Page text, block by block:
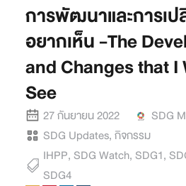
การพัฒนาและการเ
อยากเห็น -The
and Changes that I
See
27 กันยายน 2022
SDG
SDG Updates,กิจกรรม
IHPP, SDG Watch, SDG1,
SDG4